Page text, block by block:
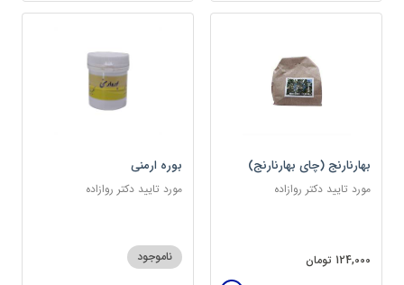
بهارنارنج (چای بهارنارنج)
مورد تایید دکتر روازاده
124,000 تومان
بوره ارمنی
مورد تایید دکتر روازاده
ناموجود